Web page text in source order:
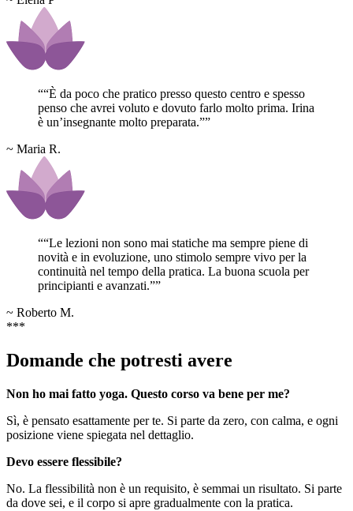
““È da poco che pratico presso questo centro e spesso
penso che avrei voluto e dovuto farlo molto prima. Irina
è un’insegnante molto preparata.””
~ Maria R.
““Le lezioni non sono mai statiche ma sempre piene di
novità e in evoluzione, uno stimolo sempre vivo per la
continuità nel tempo della pratica. La buona scuola per
principianti e avanzati.””
~ Roberto M.
***
Domande che potresti avere
Non ho mai fatto yoga. Questo corso va bene per me?
Sì, è pensato esattamente per te. Si parte da zero, con calma, e ogni
posizione viene spiegata nel dettaglio.
Devo essere flessibile?
No. La flessibilità non è un requisito, è semmai un risultato. Si parte
da dove sei, e il corpo si apre gradualmente con la pratica.